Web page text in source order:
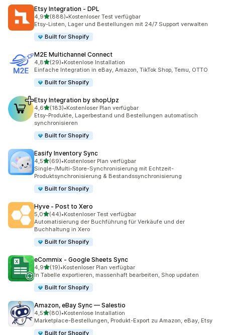
Etsy Integration ‑ DPL
4,9von 5 Sternen
(888)
888 Rezensionen insgesamt
•Kostenloser Test verfügbar
Etsy-Listen, Lager und Bestellungen mit 24/7 Support verwalten
Built for Shopify
M2E Multichannel Connect
4,8von 5 Sternen
(29)
29 Rezensionen insgesamt
•Kostenlose Installation
Einfache Integration in eBay, Amazon, TikTok Shop, Temu, OTTO
Built for Shopify
Etsy Integration by shopUpz
4,6von 5 Sternen
(183)
183 Rezensionen insgesamt
•Kostenloser Plan verfügbar
Etsy-Produkte, Lagerbestand und Bestellungen automatisch
synchronisieren
Built for Shopify
Easify Inventory Sync
4,5von 5 Sternen
(69)
69 Rezensionen insgesamt
•Kostenloser Plan verfügbar
Single-/Multi-Store-Synchronisierung mit Echtzeit-
Produktsynchronisierung & Bestandssynchronisierung
Built for Shopify
Hyve ‑ Post to Xero
5,0von 5 Sternen
(44)
44 Rezensionen insgesamt
•Kostenloser Test verfügbar
Automatisierung der Buchführung für Verkäufe und der
Buchhaltung in Xero
Built for Shopify
eCommix ‑ Google Sheets Sync
4,9von 5 Sternen
(19)
19 Rezensionen insgesamt
•Kostenloser Plan verfügbar
In Tabelle exportieren, massenhaft bearbeiten, Shop updaten
Built for Shopify
Amazon, eBay Sync — Salestio
4,5von 5 Sternen
(80)
80 Rezensionen insgesamt
•Kostenlose Installation
Marketplace-Bestellungen, Produkt-Export zu Amazon, eBay, Etsy
Built for Shopify